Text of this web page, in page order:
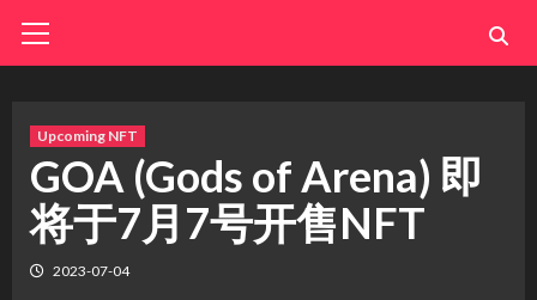
Menu
Upcoming NFT
GOA (Gods of Arena) 即
将于7月7号开售NFT
2023-07-04